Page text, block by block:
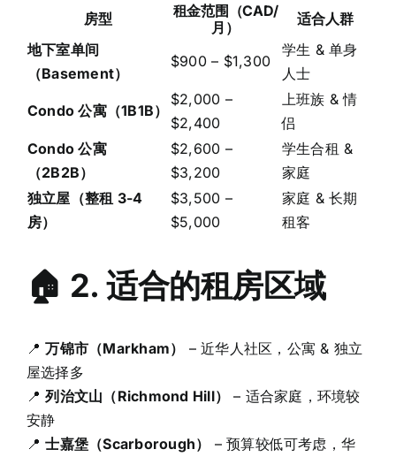
房型
租金范围（CAD/
月）
适合人群
地下室单间
（Basement）
$900 – $1,300
学生 & 单身
人士
Condo 公寓（1B1B）
$2,000 –
$2,400
上班族 & 情
侣
Condo 公寓
（2B2B）
$2,600 –
$3,200
学生合租 &
家庭
独立屋（整租 3-4
房）
$3,500 –
$5,000
家庭 & 长期
租客
🏠 2. 适合的租房区域
📍万锦市（Markham）
– 近华人社区，公寓 & 独立
屋选择多
📍列治文山（Richmond Hill）
– 适合家庭，环境较
安静
📍士嘉堡（Scarborough）
– 预算较低可考虑，华